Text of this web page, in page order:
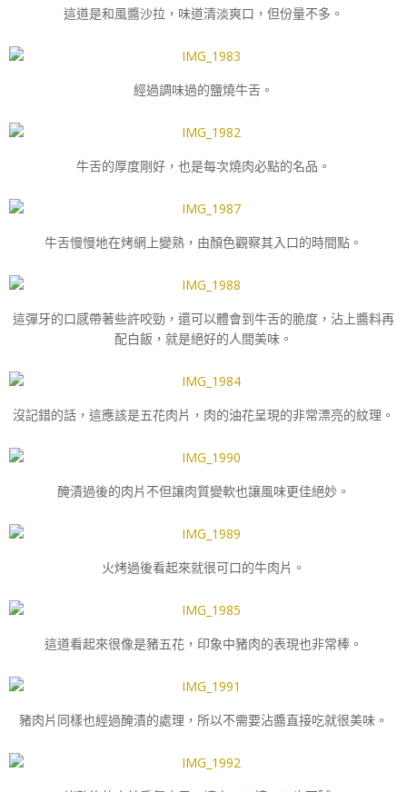
這道是和風醬沙拉，味道清淡爽口，但份量不多。
經過調味過的鹽燒牛舌。
牛舌的厚度剛好，也是每次燒肉必點的名品。
牛舌慢慢地在烤網上變熟，由顏色觀察其入口的時間點。
這彈牙的口感帶著些許咬勁，還可以體會到牛舌的脆度，沾上醬料再
配白飯，就是絕好的人間美味。
沒記錯的話，這應該是五花肉片，肉的油花呈現的非常漂亮的紋理。
醃漬過後的肉片不但讓肉質變軟也讓風味更佳絕妙。
火烤過後看起來就很可口的牛肉片。
這道看起來很像是豬五花，印象中豬肉的表現也非常棒。
豬肉片同樣也經過醃漬的處理，所以不需要沾醬直接吃就很美味。